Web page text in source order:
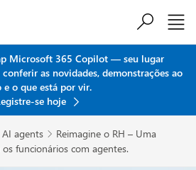
Microsoft 365 Copilot — seu lugar
as novidades, demonstrações ao
e o que está por vir.
se hoje
AI agents 
Reimagine o RH – Uma
funcionários com agentes.